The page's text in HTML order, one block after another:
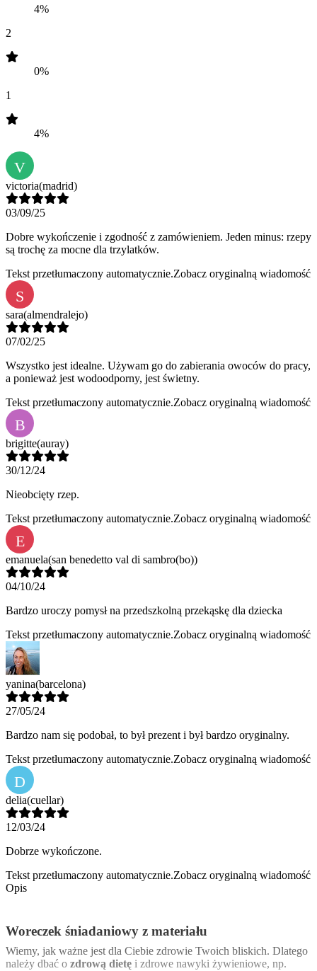
4%
2
0%
1
4%
V
victoria(madrid)
03/09/25
Dobre wykończenie i zgodność z zamówieniem. Jeden minus: rzepy
są trochę za mocne dla trzylatków.
Tekst przetłumaczony automatycznie.Zobacz oryginalną wiadomość
S
sara(almendralejo)
07/02/25
Wszystko jest idealne. Używam go do zabierania owoców do pracy,
a ponieważ jest wodoodporny, jest świetny.
Tekst przetłumaczony automatycznie.Zobacz oryginalną wiadomość
B
brigitte(auray)
30/12/24
Nieobcięty rzep.
Tekst przetłumaczony automatycznie.Zobacz oryginalną wiadomość
E
emanuela(san benedetto val di sambro(bo))
04/10/24
Bardzo uroczy pomysł na przedszkolną przekąskę dla dziecka
Tekst przetłumaczony automatycznie.Zobacz oryginalną wiadomość
yanina(barcelona)
27/05/24
Bardzo nam się podobał, to był prezent i był bardzo oryginalny.
Tekst przetłumaczony automatycznie.Zobacz oryginalną wiadomość
D
delia(cuellar)
12/03/24
Dobrze wykończone.
Tekst przetłumaczony automatycznie.Zobacz oryginalną wiadomość
Opis
Woreczek śniadaniowy z materiału
Wiemy, jak ważne jest dla Ciebie zdrowie Twoich bliskich. Dlatego
należy dbać o zdrową dietę i zdrowe nawyki żywieniowe, np.